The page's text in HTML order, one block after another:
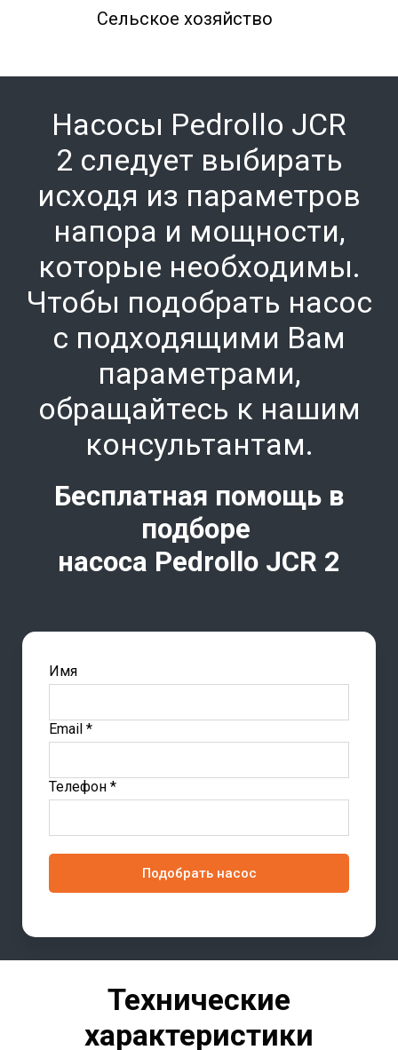
Сельское хозяйство
Насосы Pedrollo JCR
2 следует выбирать
исходя из параметров
напора и мощности,
которые необходимы.
Чтобы подобрать насос
с подходящими Вам
параметрами,
обращайтесь к нашим
консультантам.
Бесплатная помощь в
подборе
насоса Pedrollo JCR 2
Имя
Email *
Телефон *
Подобрать насос
Технические
характеристики